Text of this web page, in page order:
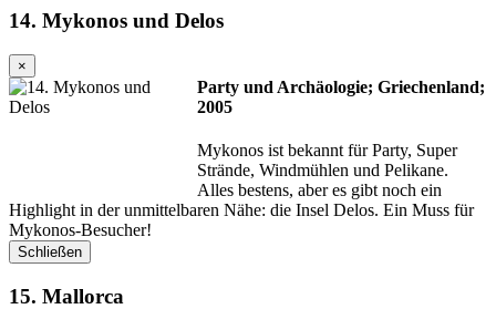
14. Mykonos und Delos
×
Party und Archäologie; Griechenland;
2005
Mykonos ist bekannt für Party, Super
Strände, Windmühlen und Pelikane.
Alles bestens, aber es gibt noch ein
Highlight in der unmittelbaren Nähe: die Insel Delos. Ein Muss für
Mykonos-Besucher!
Schließen
15. Mallorca